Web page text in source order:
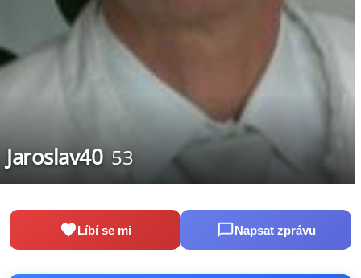
Jaroslav40 53
Líbí se mi Napsat zprávu